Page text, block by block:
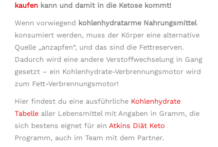
kaufen kann und damit in die Ketose kommt!
Wenn vorwiegend kohlenhydratarme Nahrungsmittel
konsumiert werden, muss der Körper eine alternative
Quelle „anzapfen“, und das sind die Fettreserven.
Dadurch wird eine andere Verstoffwechselung in Gang
gesetzt – ein Kohlenhydrate-Verbrennungsmotor wird
zum Fett-Verbrennungsmotor!
Hier findest du eine ausführliche Kohlenhydrate
Tabelle aller Lebensmittel mit Angaben in Gramm, die
sich bestens eignet für ein Atkins Diät Keto
Programm, auch im Team mit dem Partner.